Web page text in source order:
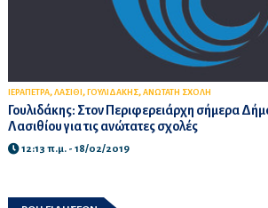
ΙΕΡΑΠΕΤΡΑ, ΛΑΣΙΘΙ , ΓΟΥΛΙΔΑΚΗΣ, ΑΝΩΤΑΤΗ ΣΧΟΛΗ
Γουλιδάκης: Στον Περιφερειάρχη σήμερα
Λασιθίου για τις ανώτατες σχολές
12:13 π.μ. - 18/02/2019